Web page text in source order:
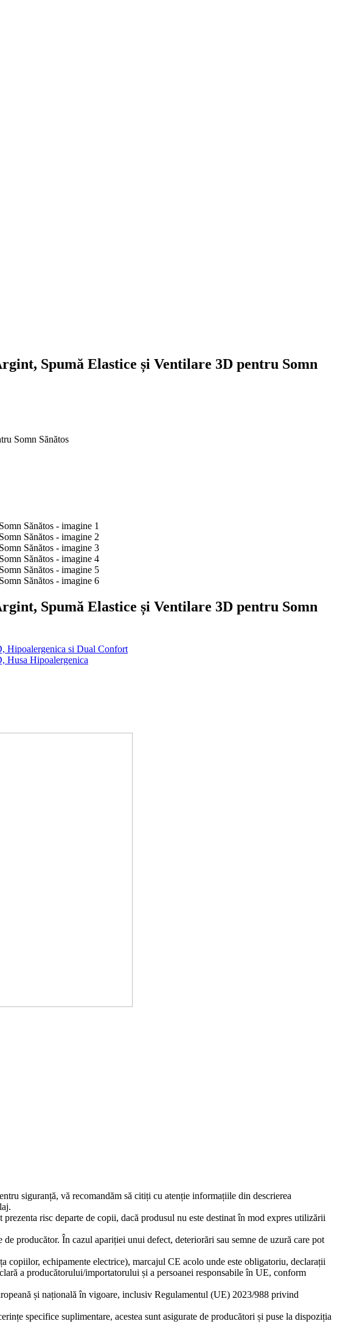
Spumă Elastice și Ventilare 3D pentru Somn
Somn Sănătos
Spumă Elastice și Ventilare 3D pentru Somn
Hipoalergenica si Dual Confort
Husa Hipoalergenica
siguranță, vă recomandăm să citiți cu atenție informațiile din descrierea
risc departe de copii, dacă produsul nu este destinat în mod expres utilizării
producător. În cazul apariției unui defect, deteriorări sau semne de uzură care pot
copiilor, echipamente electrice), marcajul CE acolo unde este obligatoriu, declarații
a producătorului/importatorului și a persoanei responsabile în UE, conform
și națională în vigoare, inclusiv Regulamentul (UE) 2023/988 privind
specifice suplimentare, acestea sunt asigurate de producători și puse la dispoziția